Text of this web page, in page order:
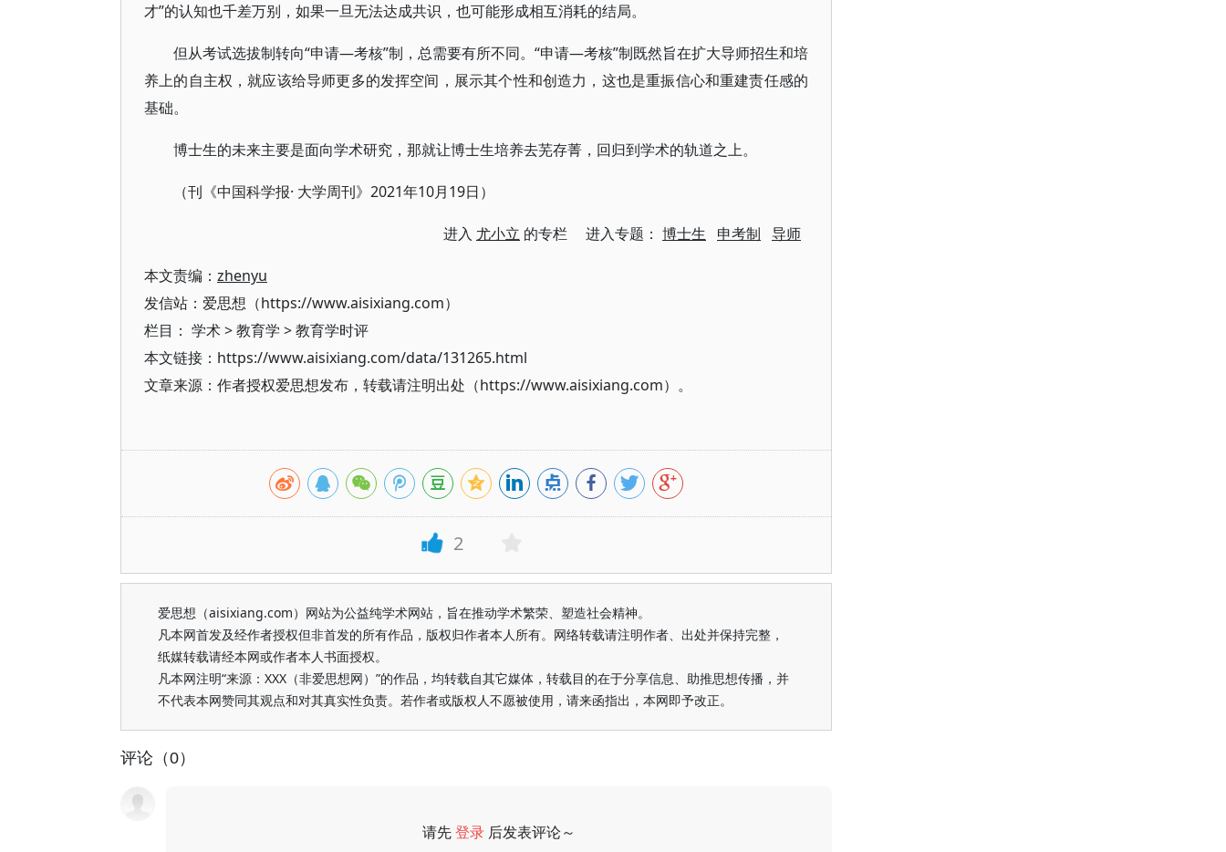
才”的认知也千差万别，如果一旦无法达成共识，也可能形成相互消耗的结局。
但从考试选拔制转向“申请—考核”制，总需要有所不同。“申请—考核”制既然旨在扩大导师招生和培
养上的自主权，就应该给导师更多的发挥空间，展示其个性和创造力，这也是重振信心和重建责任感的
基础。
博士生的未来主要是面向学术研究，那就让博士生培养去芜存菁，回归到学术的轨道之上。
（刊《中国科学报· 大学周刊》2021年10月19日）
进入 尤小立 的专栏 进入专题： 博士生 申考制 导师
本文责编： zhenyu
发信站：爱思想（https://www.aisixiang.com）
栏目： 学术>教育学 >教育学时评
本文链接：https://www.aisixiang.com/data/131265.html
文章来源：作者授权爱思想发布，转载请注明出处（https://www.aisixiang.com）。
2
爱思想（aisixiang.com）网站为公益纯学术网站，旨在推动学术繁荣、塑造社会精神。
凡本网首发及经作者授权但非首发的所有作品，版权归作者本人所有。网络转载请注明作者、出处并保持完整，
纸媒转载请经本网或作者本人书面授权。
凡本网注明“来源：XXX（非爱思想网）”的作品，均转载自其它媒体，转载目的在于分享信息、助推思想传播，并
不代表本网赞同其观点和对其真实性负责。若作者或版权人不愿被使用，请来函指出，本网即予改正。
评论（0）
请先登录 后发表评论～